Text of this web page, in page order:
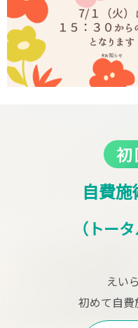
自費施
（トー
えい
初めて自費